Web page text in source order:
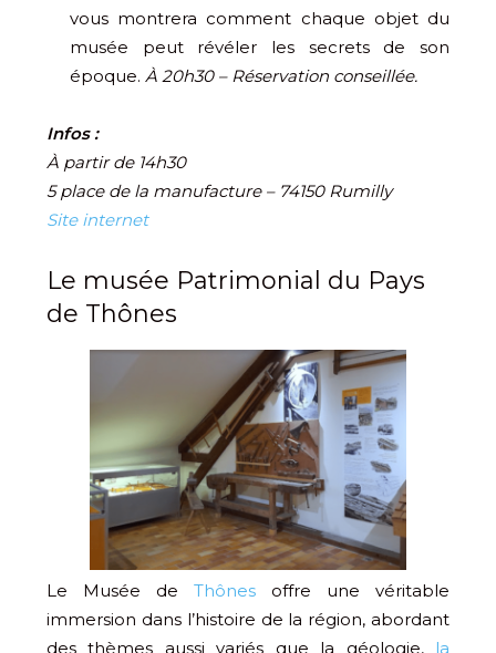
vous montrera comment chaque objet du
musée peut révéler les secrets de son
époque. À 20h30 – Réservation conseillée.
Infos :
À partir de 14h30
5 place de la manufacture – 74150 Rumilly
Site internet
Le musée Patrimonial du Pays
de Thônes
Le Musée de Thônes offre une véritable
immersion dans l’histoire de la région, abordant
des thèmes aussi variés que la géologie,
la